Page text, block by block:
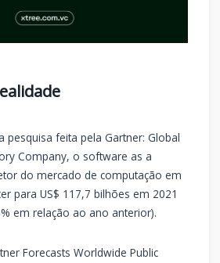
pesquisa feita pela Gartner: Global
Company, o software as a
do mercado de computação em
para US$ 117,7 bilhões em 2021
em relação ao ano anterior).
Forecasts Worldwide Public